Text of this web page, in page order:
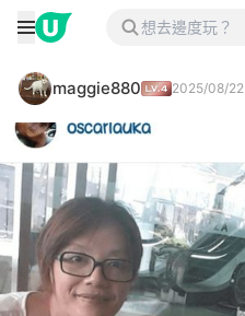
maggie880 2025/08/22